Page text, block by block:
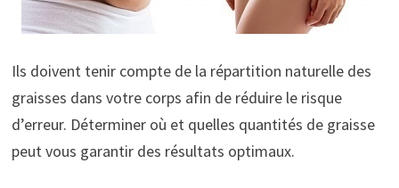
Ils doivent tenir compte de la répartition naturelle des
graisses dans votre corps afin de réduire le risque
d’erreur. Déterminer où et quelles quantités de graisse
peut vous garantir des résultats optimaux.